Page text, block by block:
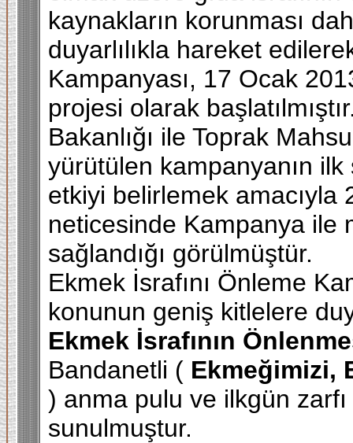
kaynakların korunması
duyarlılıkla hareket
Kampanyası, 17 Ocak
projesi olarak
Bakanlığı ile Toprak
yürütülen kampanyanın
etkiyi belirlemek amacıyla
neticesinde Kampanya ile
sağlandığı görülmüştür.
Ekmek İsrafını Önleme
konunun geniş kitlelere
Ekmek İsrafının
Bandanetli ( Ekmeğimizi,
) anma pulu ve ilkgün
sunulmuştur.